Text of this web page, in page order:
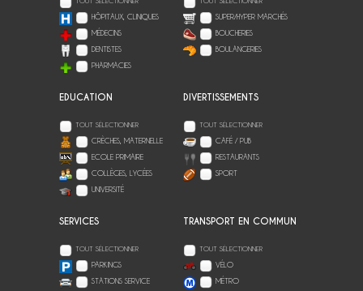
HÔPITAUX, CLINIQUES
MÉDECINS
DENTISTES
PHARMACIES
SUPER/HYPER MARCHÉS
BOUCHERIES
BOULANGERIES
EDUCATION
TOUT SÉLECTIONNER
CRÈCHES, MATERNELLE
ECOLE PRIMAIRE
COLLÈGES, LYCÉES
UNIVERSITÉ
DIVERTISSEMENTS
TOUT SÉLECTIONNER
CAFÉ / PUB
RESTAURANTS
SPORT
SERVICES
TOUT SÉLECTIONNER
PARKINGS
STATIONS SERVICE
TRANSPORT EN COMMUN
TOUT SÉLECTIONNER
VÉLO
MÉTRO